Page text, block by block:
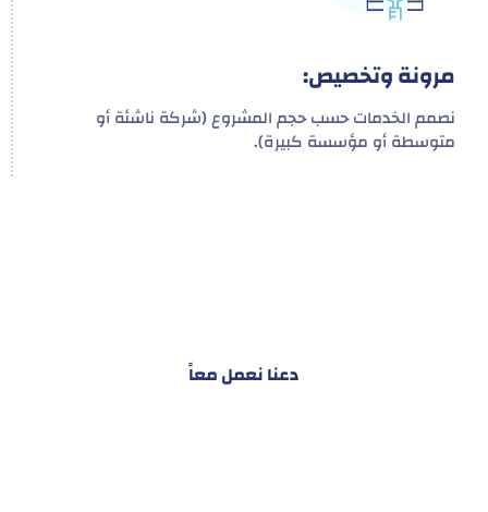
مرونة وتخصيص:
نصمم الخدمات حسب حجم المشروع (شركة ناشئة أو
متوسطة أو مؤسسة كبيرة).
دعنا نعمل معاً